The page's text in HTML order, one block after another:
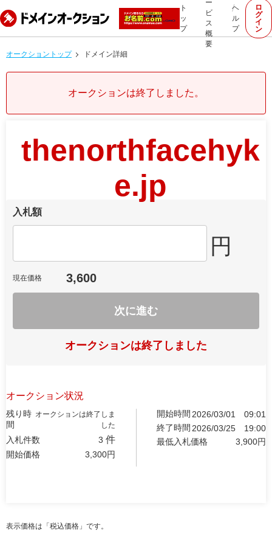
ト
ッ
プ
ー
ビ
ス
概
要
ヘ
ル
プ
ロ
グ
イ
ン
オークショントップ ドメイン詳細
オークションは終了しました。
thenorthfacehyk
e.jp
入札額
円
現在価格 3,600
次に進む
オークションは終了しました
オークション状況
残り時
間
オークションは終了しま
した
入札件数 3 件
開始価格 3,300円
開始時間 2026/03/01
09:01
終了時間 2026/03/25
19:00
最低入札価格
3,900円
表示価格は「税込価格」です。